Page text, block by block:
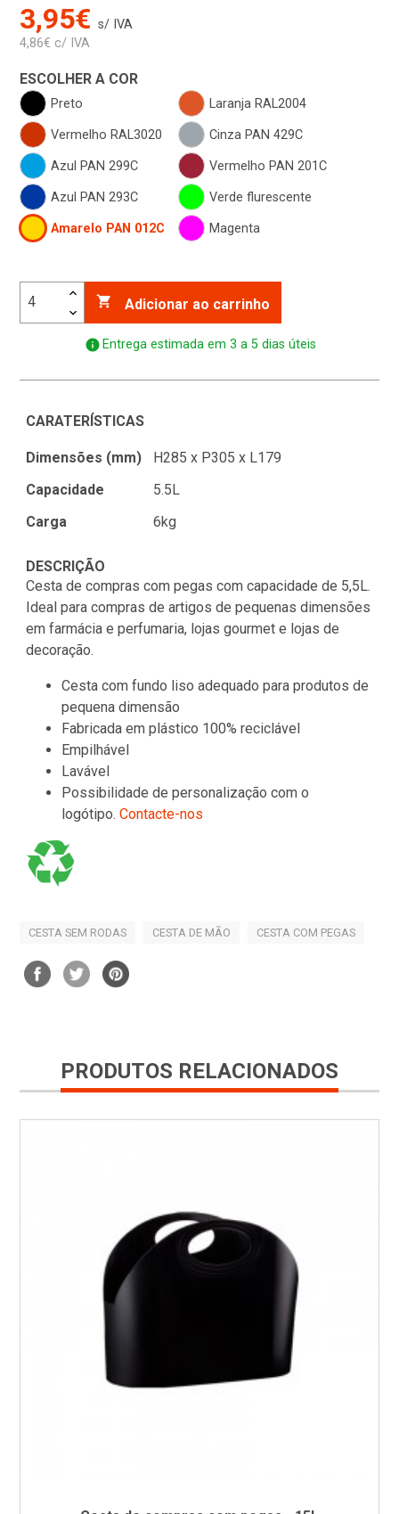
3,95€ s/ IVA
4,86€ c/ IVA
ESCOLHER A COR
Preto
Vermelho RAL3020
Azul PAN 299C
Azul PAN 293C
Amarelo PAN 012C
Laranja RAL2004
Cinza PAN 429C
Vermelho PAN 201C
Verde flurescente
Magenta
 Adicionar ao carrinho
info Entrega estimada em 3 a 5 dias úteis
CARATERÍSTICAS
Dimensões (mm)
H285 x P305 x L179
Capacidade
5.5L
Carga
6kg
DESCRIÇÃO
Cesta de compras com pegas com capacidade de 5,5L.
Ideal para compras de artigos de pequenas dimensões
em farmácia e perfumaria, lojas gourmet e lojas de
decoração.
Cesta com fundo liso adequado para produtos de
pequena dimensão
Fabricada em plástico 100% reciclável
Empilhável
Lavável
Possibilidade de personalização com o
logótipo. Contacte-nos
CESTA SEM RODAS CESTA DE MÃO CESTA COM PEGAS
PRODUTOS RELACIONADOS